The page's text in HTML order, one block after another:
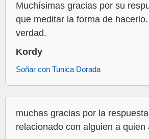
Muchísimas gracias por su
que meditar la forma de
verdad.
Kordy
Soñar con Tunica Dorada
muchas gracias por la
relacionado con alguien a quien